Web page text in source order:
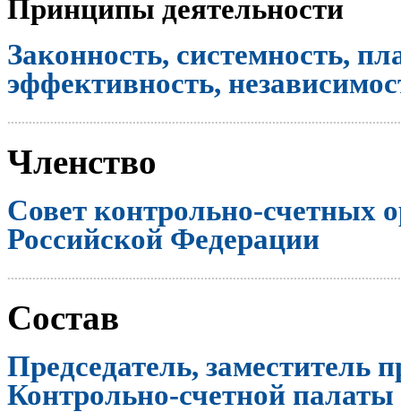
Принципы деятельности
Законность, системность,
эффективность,
Членство
Совет контрольно-счетных
Российской Федерации
Состав
Председатель, заместитель
Контрольно-счетной палаты